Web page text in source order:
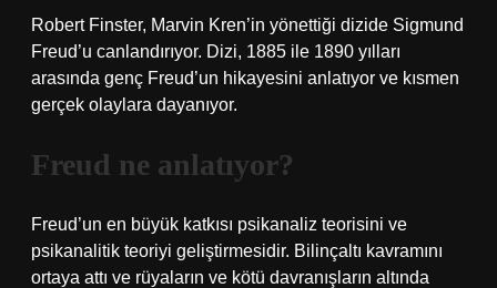
Robert Finster, Marvin Kren’in yönettiği dizide Sigmund
Freud’u canlandırıyor. Dizi, 1885 ile 1890 yılları
arasında genç Freud’un hikayesini anlatıyor ve kısmen
gerçek olaylara dayanıyor.
Freud ne anlatıyor?
Freud’un en büyük katkısı psikanaliz teorisini ve
psikanalitik teoriyi geliştirmesidir. Bilinçaltı kavramını
ortaya attı ve rüyaların ve kötü davranışların altında